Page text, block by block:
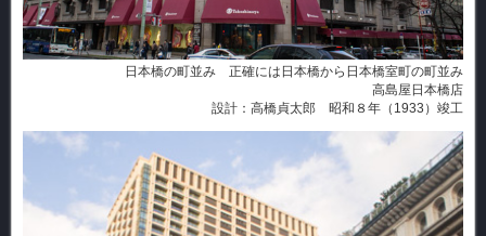
日本橋の町並み 正確には日本橋から日本橋室町の町並み
高島屋日本橋店
設計：高橋貞太郎 昭和８年（1933）竣工